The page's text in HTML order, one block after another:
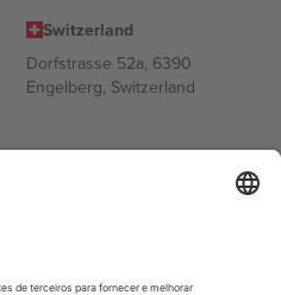
Switzerland
Dorfstrasse 52a, 6390
Engelberg, Switzerland
UAE Dubai Silicon Oasis, DDP